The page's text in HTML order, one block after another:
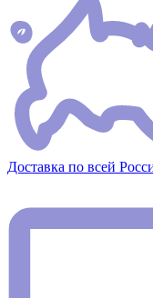
Доставка по всей